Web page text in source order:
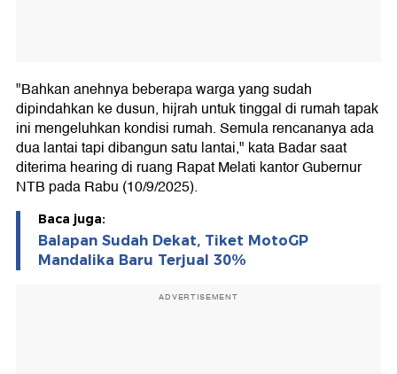
"Bahkan anehnya beberapa warga yang sudah
dipindahkan ke dusun, hijrah untuk tinggal di rumah tapak
ini mengeluhkan kondisi rumah. Semula rencananya ada
dua lantai tapi dibangun satu lantai," kata Badar saat
diterima hearing di ruang Rapat Melati kantor Gubernur
NTB pada Rabu (10/9/2025).
Baca juga:
Balapan Sudah Dekat, Tiket MotoGP
Mandalika Baru Terjual 30%
ADVERTISEMENT